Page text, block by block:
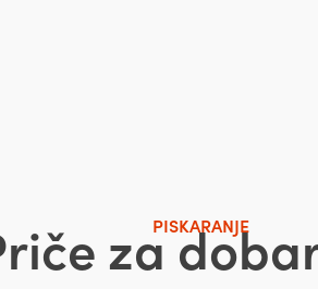
PISKARANJE
za